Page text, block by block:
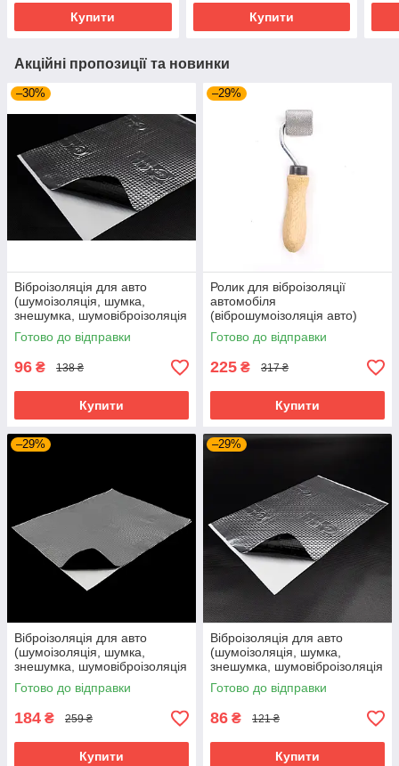
Купити Купити
Акційні пропозиції та новинки
–30%
Віброізоляція для авто
(шумоізоляція, шумка,
знешумка, шумовіброізоляція
автомобіля) SoundProOFF
M2 (sp-0002)
Готово до відправки
96 ₴ 138 ₴
Купити
–29%
Ролик для віброізоляції
автомобіля
(віброшумоізоляція авто)
металевий ручка дерево
SoundProOFF (sp-0016)
Готово до відправки
225 ₴ 317 ₴
Купити
–29%
Віброізоляція для авто
(шумоізоляція, шумка,
знешумка, шумовіброізоляція
автомобіля) SoundProOFF X2
(sp-0014)
Готово до відправки
184 ₴ 259 ₴
Купити
–29%
Віброізоляція для авто
(шумоізоляція, шумка,
знешумка, шумовіброізоляція
автомобіля) SoundProOFF
M1 (sp-0001)
Готово до відправки
86 ₴ 121 ₴
Купити